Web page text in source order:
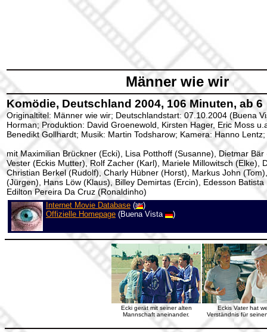
Männer wie wir
Komödie, Deutschland 2004, 106 Minuten, ab 6
Originaltitel: Männer wie wir; Deutschlandstart: 07.10.2004 (Buena
Horman; Produktion: David Groenewold, Kirsten Hager, Eric Moss
Benedikt Gollhardt; Musik: Martin Todsharow; Kamera: Hanno
mit Maximilian Brückner (Ecki), Lisa Potthoff (Susanne), Dietmar Bär
Vester (Eckis Mutter), Rolf Zacher (Karl), Mariele Millowitsch (Elke),
Christian Berkel (Rudolf), Charly Hübner (Horst), Markus John
(Jürgen), Hans Löw (Klaus), Billey Demirtas (Ercin), Edesson
Edilton Pereira Da Cruz (Ronaldinho)
Internet Movie Database (
)
Offizielle Homepage (Buena Vista )
Ecki gerät mit seiner alten
Mannschaft aneinander.
Eckis Vater hat
Verständnis für